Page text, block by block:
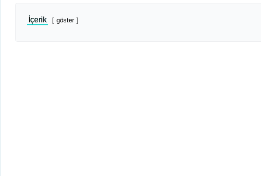
İçerik göster